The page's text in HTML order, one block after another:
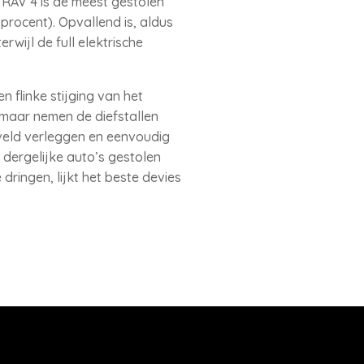
Opvallend is, aldus
de full elektrische
flinke stijging van het
nemen de diefstallen
verleggen en eenvoudig
auto’s gestolen
lijkt het beste devies